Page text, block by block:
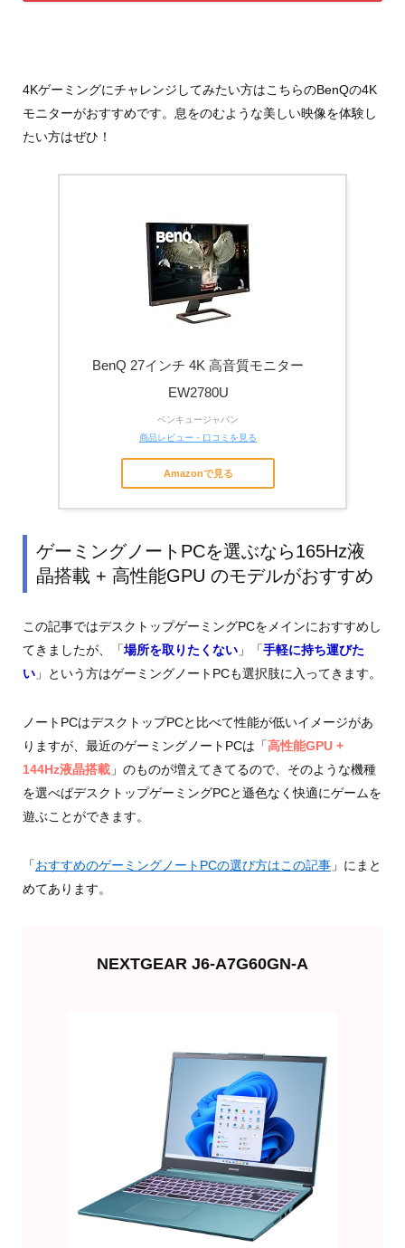
4Kゲーミングにチャレンジしてみたい方はこちらのBenQの4K
モニターがおすすめです。息をのむような美しい映像を体験し
たい方はぜひ！
BenQ 27インチ 4K 高音質モニター
EW2780U
ベンキュージャパン
商品レビュー・口コミを見る
Amazonで見る
ゲーミングノートPCを選ぶなら165Hz液
晶搭載 + 高性能GPU のモデルがおすすめ
この記事ではデスクトップゲーミングPCをメインにおすすめし
てきましたが、「場所を取りたくない」「手軽に持ち運びた
い」という方はゲーミングノートPCも選択肢に入ってきます。
ノートPCはデスクトップPCと比べて性能が低いイメージがあ
りますが、最近のゲーミングノートPCは「高性能GPU +
144Hz液晶搭載」のものが増えてきてるので、そのような機種
を選べばデスクトップゲーミングPCと遜色なく快適にゲームを
遊ぶことができます。
「おすすめのゲーミングノートPCの選び方はこの記事」にまと
めてあります。
NEXTGEAR J6-A7G60GN-A